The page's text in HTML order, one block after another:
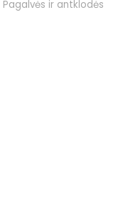
Pagalvės ir antklodės